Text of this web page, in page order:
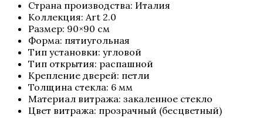
Страна производства: Италия
Коллекция: Art 2.0
Размер: 90×90 см
Форма: пятиугольная
Тип установки: угловой
Тип открытия: распашной
Крепление дверей: петли
Толщина стекла: 6 мм
Материал витража: закаленное стекло
Цвет витража: прозрачный (бесцветный)